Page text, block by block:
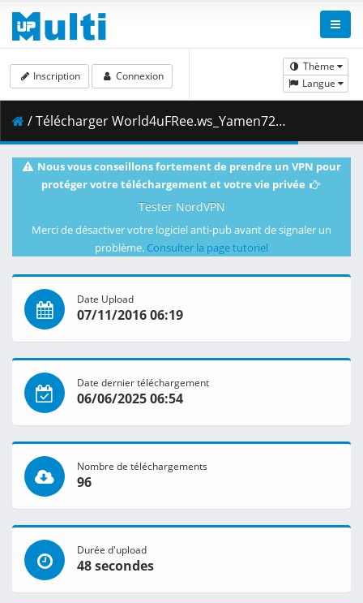
Thème
Langue
Inscription Connexion
/ Télécharger World4uFRee.ws_Yamen72dul.mkv.005 ( 199.00 MB )
Nous vous conseillons fortement de prendre un VPN pour
protéger votre téléchargement et votre vie privée
Tester NordVPN
Merci de désactiver votre logiciel anti-pub avant de signaler un
problème. Consulter la page tutoriel
Date Upload
07/11/2016 06:19
Date dernier téléchargement
06/06/2025 06:54
Nombre de téléchargements
96
Durée d'upload
48 secondes